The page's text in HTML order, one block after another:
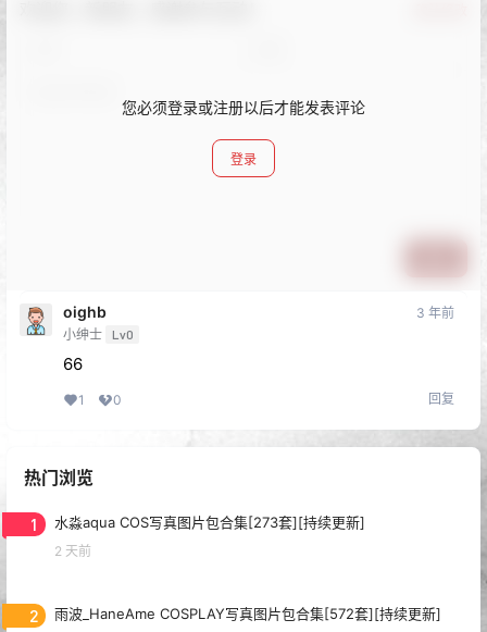
您必须登录或注册以后才能发表评论
登录
oighb
小绅士 Lv0
3 年前
66
1 0 回复
热门浏览
1 水淼aqua COS写真图片包合集[273套][持续更新]
2 天前
2 雨波_HaneAme COSPLAY写真图片包合集[572套][持续更新]